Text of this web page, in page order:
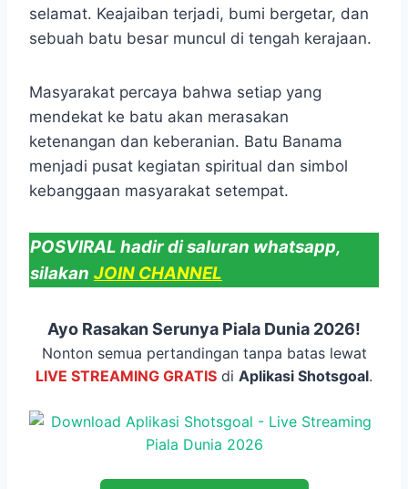
selamat. Keajaiban terjadi, bumi bergetar, dan
sebuah batu besar muncul di tengah kerajaan.
Masyarakat percaya bahwa setiap yang
mendekat ke batu akan merasakan
ketenangan dan keberanian. Batu Banama
menjadi pusat kegiatan spiritual dan simbol
kebanggaan masyarakat setempat.
POSVIRAL hadir di saluran whatsapp,
silakan JOIN CHANNEL
Ayo Rasakan Serunya Piala Dunia 2026!
Nonton semua pertandingan tanpa batas lewat
LIVE STREAMING GRATIS di Aplikasi Shotsgoal.